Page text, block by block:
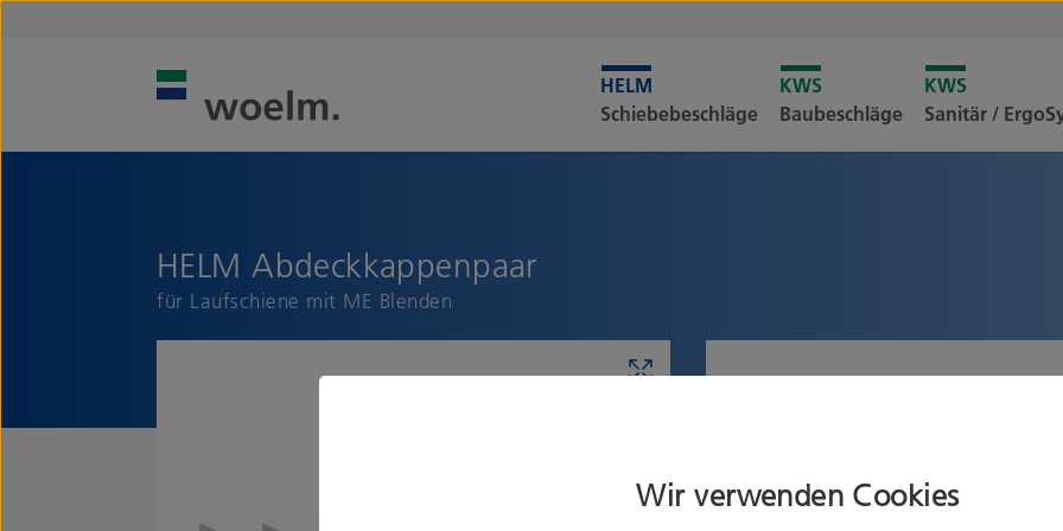
Wir verwenden Cookies
Schiebebeschläge Baubeschläge Sanitär /
HELM Abdeckkappenpaar
für Laufschiene mit ME Blenden